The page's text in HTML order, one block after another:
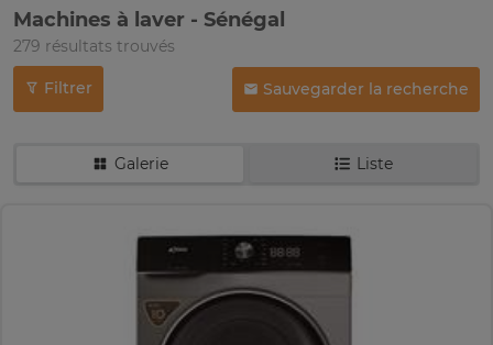
Machines à laver - Sénégal
279 résultats trouvés
Filtrer Sauvegarder la recherche
Galerie Liste